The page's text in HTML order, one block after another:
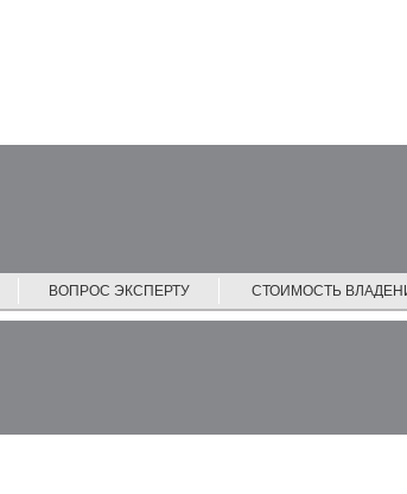
ВОПРОС ЭКСПЕРТУ СТОИМОСТЬ